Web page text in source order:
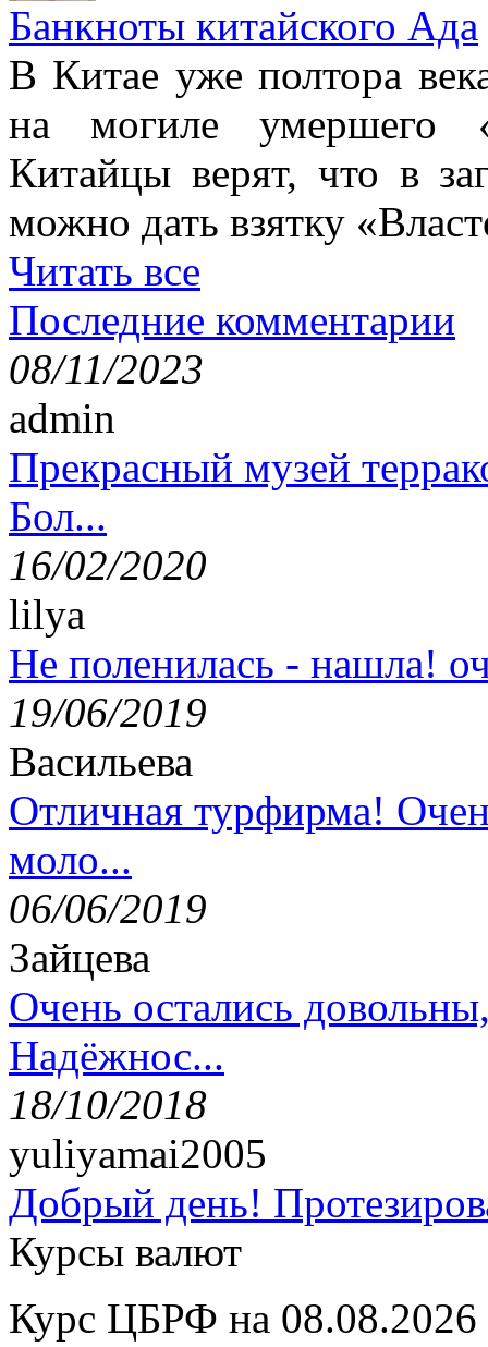
Банкноты китайского Ада
В Китае уже полтора
на могиле умершего
Китайцы верят, что в
можно дать взятку
Читать все
Последние комментарии
08/11/2023
admin
Прекрасный музей
Бол...
16/02/2020
lilya
Не поленилась - нашла!
19/06/2019
Васильева
Отличная турфирма!
моло...
06/06/2019
Зайцева
Очень остались
Надёжнос...
18/10/2018
yuliyamai2005
Добрый день!
Курсы валют
Курс ЦБРФ на 08.08.2026